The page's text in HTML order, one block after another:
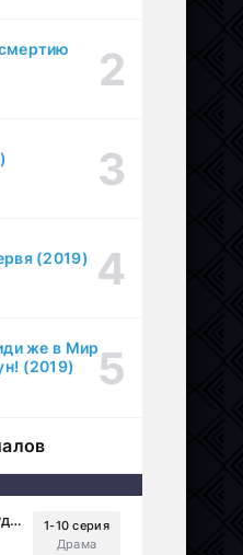
(2019)
же в Мир
(2019)
Между / Связанные судьбой (2025)
1-10 серия
Драма